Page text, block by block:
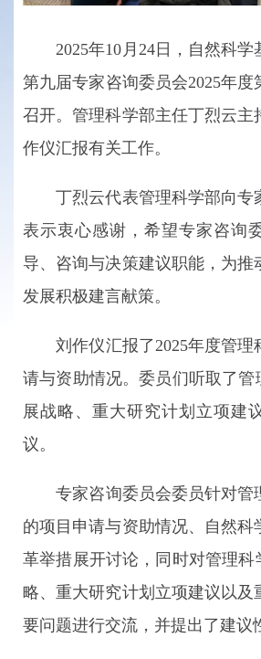
2025年10月24日，自然科学
第九届专家咨询委员会2025年
召开。管理科学部主任丁烈云主
作仪汇报有关工作。
丁烈云代表管理科学部向专
表示衷心感谢，希望专家咨询
导、咨询与决策建议职能，为推
发展积极建言献策。
刘作仪汇报了2025年度管理
请与资助情况。委员们听取了管
展战略、重大研究计划立项建
议。
专家咨询委员会委员针对管
的项目申请与资助情况、自然科
革举措展开讨论，同时对管理科
略、重大研究计划立项建议以及
要问题进行交流，并提出了建议